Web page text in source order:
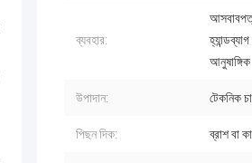
ব্যবহার:
আনুষাঙ্গিক
উপাদান: টেকনিক
পিছন দিক: ব্রাশ বা